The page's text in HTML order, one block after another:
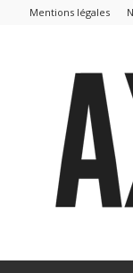
Mentions légales